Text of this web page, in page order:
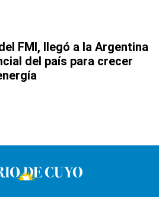
FMI, llegó a la Argentina
del país para crecer